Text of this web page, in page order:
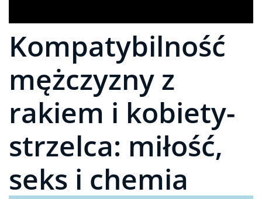
Kompatybilność
mężczyzny z
rakiem i kobiety-
strzelca: miłość,
seks i chemia